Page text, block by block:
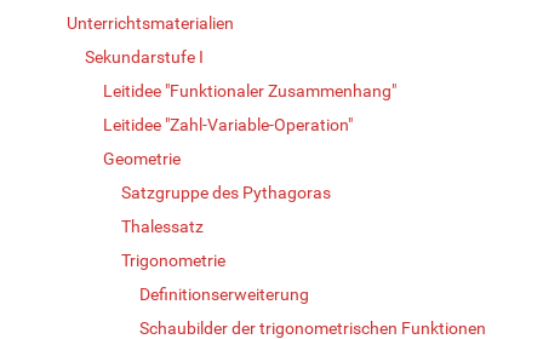
Unterrichtsmaterialien
Sekundarstufe I
Leitidee "Funktionaler Zusammenhang"
Leitidee "Zahl-Variable-Operation"
Geometrie
Satzgruppe des Pythagoras
Thalessatz
Trigonometrie
Definitionserweiterung
Schaubilder der trigonometrischen Funktionen